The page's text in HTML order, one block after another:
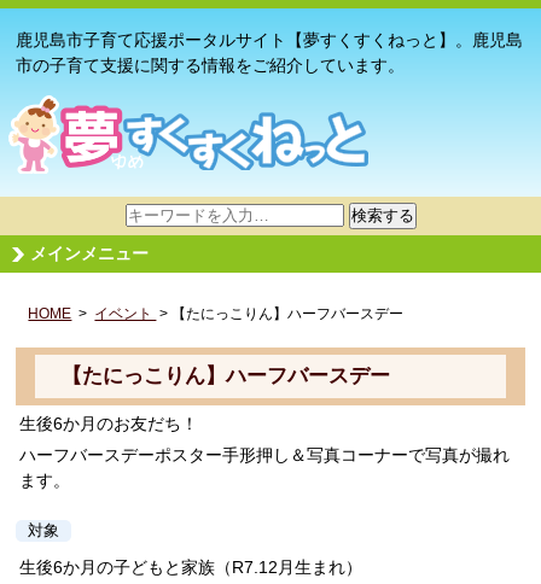
鹿児島市子育て応援ポータルサイト【夢すくすくねっと】。鹿児島
市の子育て支援に関する情報をご紹介しています。
サ
イ
ト
検
検索する
メインメニュー
HOME > イベント > 【たにっこりん】ハーフバースデー
【たにっこりん】ハーフバースデー
生後6か月のお友だち！
ハーフバースデーポスター手形押し＆写真コーナーで写真が撮れ
ます。
対象
生後6か月の子どもと家族（R7.12月生まれ）